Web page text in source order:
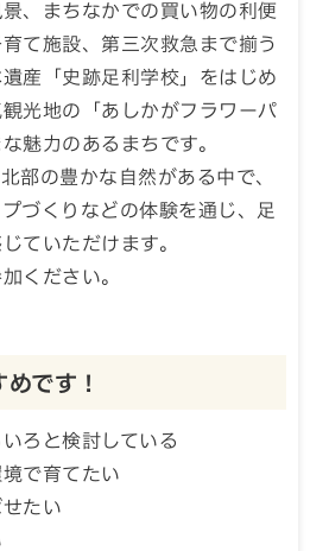
、まちなかでの買い物の利便
て施設、第三次救急まで揃う
産「史跡足利学校」をはじめ
光地の「あしかがフラワーパ
魅力のあるまちです。
部の豊かな自然がある中で、
づくりなどの体験を通じ、足
ていただけます。
ください。
です！
ろと検討している
で育てたい
たい